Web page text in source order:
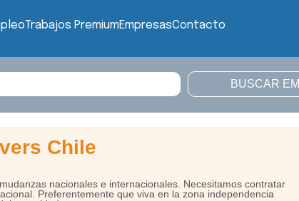
Trabajos PremiumEmpresasContacto
Chile
nacionales e internacionales. Necesitamos contratar
Preferentemente que viva en la zona independencia